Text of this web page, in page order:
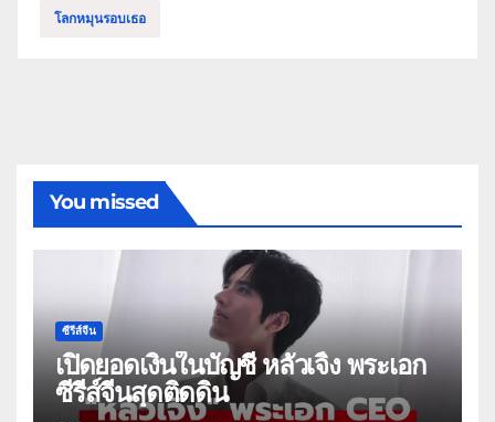
โลกหมุนรอบเธอ
You missed
ซีรีส์จีน
เปิดยอดเงินในบัญชี หลัวเจิ้ง พระเอก
ซีรีส์จีนสุดติดดิน